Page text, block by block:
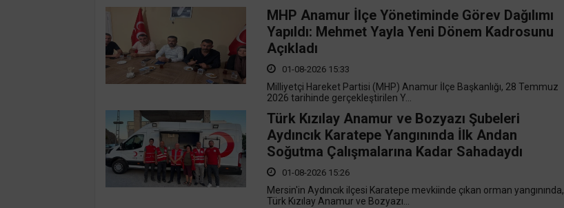
MHP Anamur İlçe Yönetiminde Görev Dağılımı
Yapıldı: Mehmet Yayla Yeni Dönem Kadrosunu
Açıkladı
01-08-2026 15:33
Milliyetçi Hareket Partisi (MHP) Anamur İlçe Başkanlığı, 28 Temmuz
2026 tarihinde gerçekleştirilen Y...
Türk Kızılay Anamur ve Bozyazı Şubeleri
Aydıncık Karatepe Yangınında İlk Andan
Soğutma Çalışmalarına Kadar Sahadaydı
01-08-2026 15:26
Mersin'in Aydıncık ilçesi Karatepe mevkiinde çıkan orman yangınında,
Türk Kızılay Anamur ve Bozyazı...